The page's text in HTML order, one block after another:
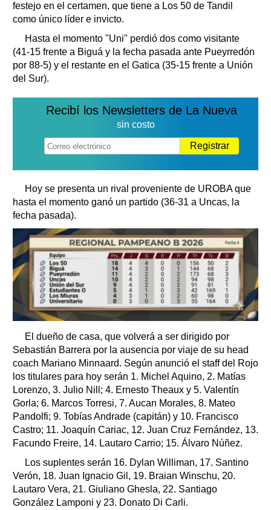
festejo en el certamen, que tiene a Los 50 de Tandil
como único líder e invicto.
Hasta el momento "Uni" perdió dos como visitante
(41-15 frente a Biguá y la fecha pasada ante Pueyrredón
por 88-5) y el restante en el Gatica (35-15 frente a Unión
del Sur).
Recibí los Newsletters de La Nueva
sin costo
Registrar
Hoy se presenta un rival proveniente de UROBA que
hasta el momento ganó un partido (36-31 a Uncas, la
fecha pasada).
El dueño de casa, que volverá a ser dirigido por
Sebastián Barrera por la ausencia por viaje de su head
coach Mariano Minnaard. Según anunció el staff del Rojo
los titulares para hoy serán 1. Michel Aquino, 2. Matías
Lorenzo, 3. Julio Nill; 4. Ernesto Theaux y 5. Valentín
Gorla; 6. Marcos Torresi, 7. Aucan Morales, 8. Mateo
Pandolfi; 9. Tobías Andrade (capitán) y 10. Francisco
Castro; 11. Joaquín Cariac, 12. Juan Cruz Fernández, 13.
Facundo Freire, 14. Lautaro Carrio; 15. Álvaro Núñez.
Los suplentes serán 16. Dylan Williman, 17. Santino
Verón, 18. Juan Ignacio Gil, 19. Braian Winschu, 20.
Lautaro Vera, 21. Giuliano Ghesla, 22. Santiago
González Lamponi y 23. Donato Di Carli.